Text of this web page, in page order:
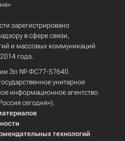
зарегистрировано
в сфере связи,
и массовых коммуникаций
года.
Эл № ФС77-57640
унитарное
информационное агентство
сегодня»).
технологий